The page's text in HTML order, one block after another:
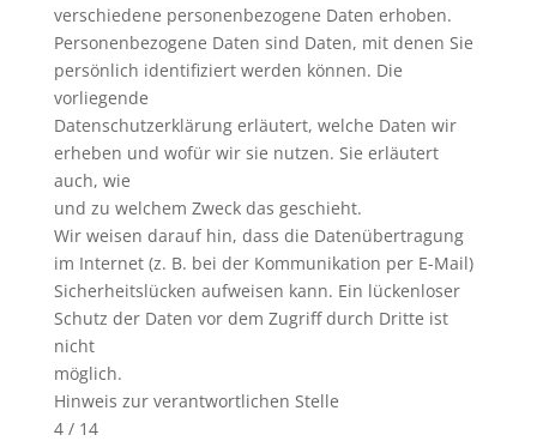
verschiedene personenbezogene Daten erhoben.
Personenbezogene Daten sind Daten, mit denen Sie
persönlich identifiziert werden können. Die
vorliegende
Datenschutzerklärung erläutert, welche Daten wir
erheben und wofür wir sie nutzen. Sie erläutert
auch, wie
und zu welchem Zweck das geschieht.
Wir weisen darauf hin, dass die Datenübertragung
im Internet (z. B. bei der Kommunikation per E-Mail)
Sicherheitslücken aufweisen kann. Ein lückenloser
Schutz der Daten vor dem Zugriff durch Dritte ist
nicht
möglich.
Hinweis zur verantwortlichen Stelle
4 / 14